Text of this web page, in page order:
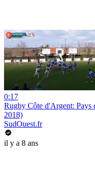
0:17
Rugby Côte d'Argent: Pays
2018)
SudOuest.fr
il y a 8 ans